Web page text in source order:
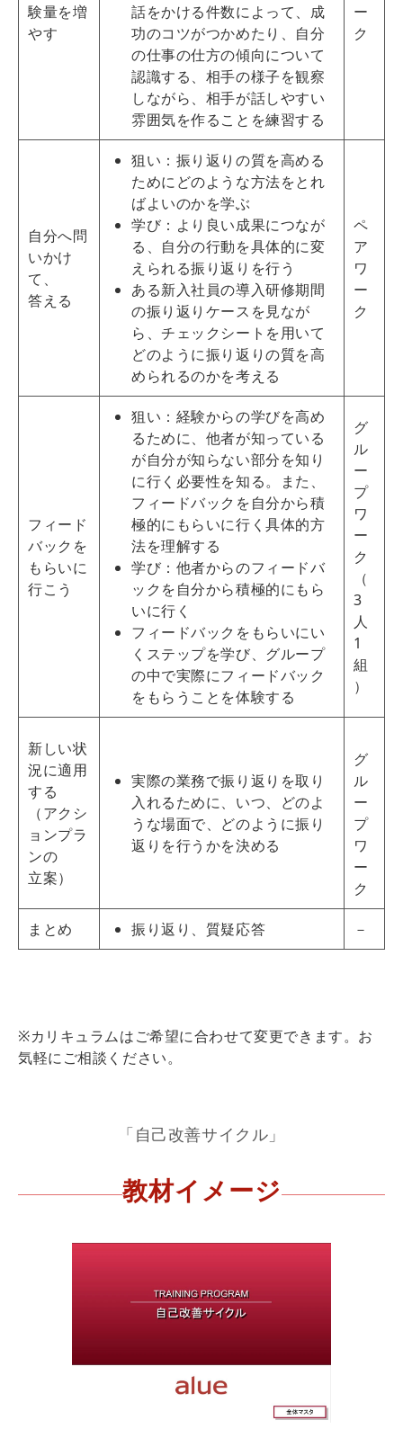
験量を増
やす
話をかける件数によって、成
功のコツがつかめたり、自分
の仕事の仕方の傾向について
認識する、相手の様子を観察
しながら、相手が話しやすい
雰囲気を作ることを練習する
ー
ク
自分へ問
いかけ
て、
答える
狙い：振り返りの質を高める
ためにどのような方法をとれ
ばよいのかを学ぶ
学び：より良い成果につなが
る、自分の行動を具体的に変
えられる振り返りを行う
ある新入社員の導入研修期間
の振り返りケースを見なが
ら、チェックシートを用いて
どのように振り返りの質を高
められるのかを考える
ペ
ア
ワ
ー
ク
フィード
バックを
もらいに
行こう
狙い：経験からの学びを高め
るために、他者が知っている
が自分が知らない部分を知り
に行く必要性を知る。また、
フィードバックを自分から積
極的にもらいに行く具体的方
法を理解する
学び：他者からのフィードバ
ックを自分から積極的にもら
いに行く
フィードバックをもらいにい
くステップを学び、グループ
の中で実際にフィードバック
をもらうことを体験する
グ
ル
ー
プ
ワ
ー
ク
（
3
人
1
組
）
新しい状
況に適用
する
（アクシ
ョンプラ
ンの
立案）
実際の業務で振り返りを取り
入れるために、いつ、どのよ
うな場面で、どのように振り
返りを行うかを決める
グ
ル
ー
プ
ワ
ー
ク
まとめ 振り返り、質疑応答 －
※カリキュラムはご希望に合わせて変更できます。お
気軽にご相談ください。
「自己改善サイクル」
教材イメージ